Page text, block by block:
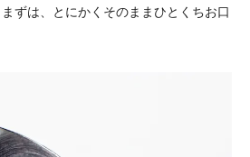
ずは、とにかくそのままひとくちお口